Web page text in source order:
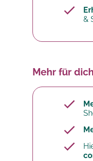
&
Mehr für